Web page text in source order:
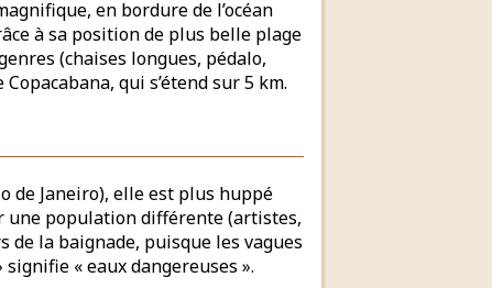
en bordure de l’océan
à sa position de plus belle plage
(chaises longues, pédalo,
qui s’étend sur 5 km.
de Janeiro), elle est plus huppé
une population différente (artistes,
la baignade, puisque les vagues
« eaux dangereuses ».